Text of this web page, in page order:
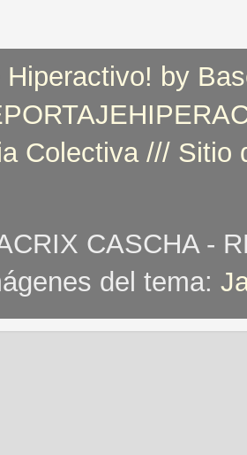
Hiperactivo! by
Colectiva /// Sitio
CASCHA -
del tema: